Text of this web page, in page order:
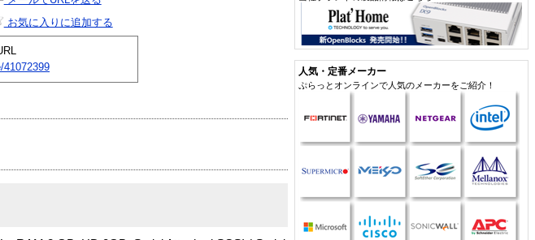
お気に入りに追加する
41072399
人気・定番メーカー
ぷらっとオンラインで人気のメーカーをご紹介！